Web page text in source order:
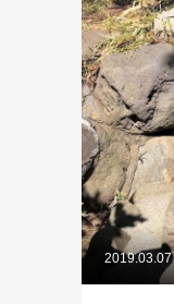
2019.03.07